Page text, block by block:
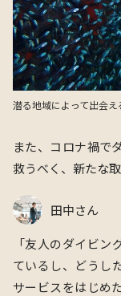
潜る地域によって出会
また、コロナ禍で
救うべく、新たな取
田中さん
「友⼈のダイビン
ているし、どうし
サービスをはじめ